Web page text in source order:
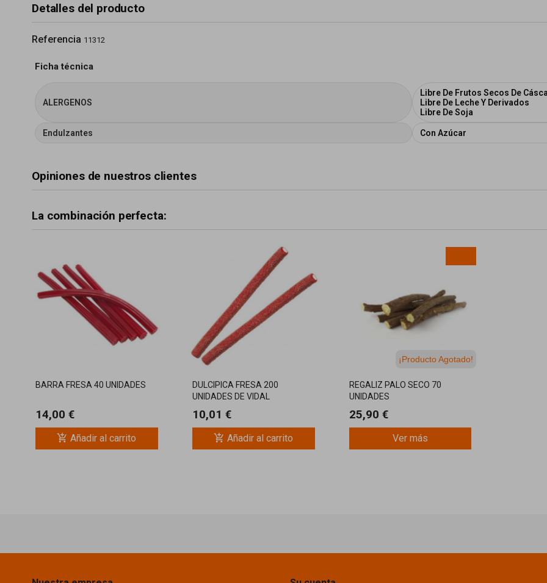
Detalles del producto
Referencia 11312
Ficha técnica
ALERGENOS
Libre De Frutos Secos De
Libre De Leche Y Derivados
Libre De Soja
Endulzantes Con Azúcar
Opiniones de nuestros clientes
La combinación perfecta:
BARRA FRESA 40 UNIDADES
14,00 €
add_shopping_cart Añadir al carrito
DULCIPICA FRESA 200
UNIDADES DE VIDAL
GOLOSINAS
10,01 €
add_shopping_cart Añadir al carrito
¡Producto Agotado!
REGALIZ PALO SECO 70
UNIDADES
25,90 €
Ver más